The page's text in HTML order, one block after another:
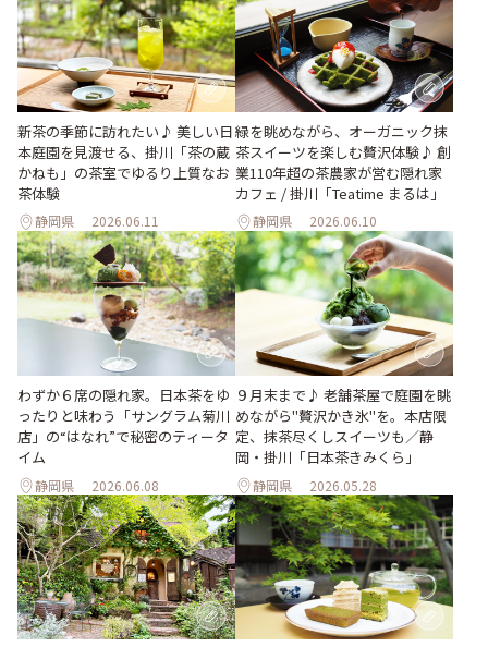
新茶の季節に訪れたい♪ 美しい日
本庭園を見渡せる、掛川「茶の蔵
かねも」の茶室でゆるり上質なお
茶体験
静岡県 2026.06.11
緑を眺めながら、オーガニック抹
茶スイーツを楽しむ贅沢体験♪ 創
業110年超の茶農家が営む隠れ家
カフェ / 掛川「Teatime まるは」
静岡県 2026.06.10
わずか６席の隠れ家。日本茶をゆ
ったりと味わう「サングラム菊川
店」の“はなれ”で秘密のティータ
イム
静岡県 2026.06.08
９月末まで♪ 老舗茶屋で庭園を眺
めながら"贅沢かき氷"を。本店限
定、抹茶尽くしスイーツも／静
岡・掛川「日本茶きみくら」
静岡県 2026.05.28